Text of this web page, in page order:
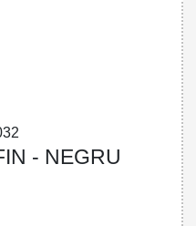
JETFIN -
- NEGRU